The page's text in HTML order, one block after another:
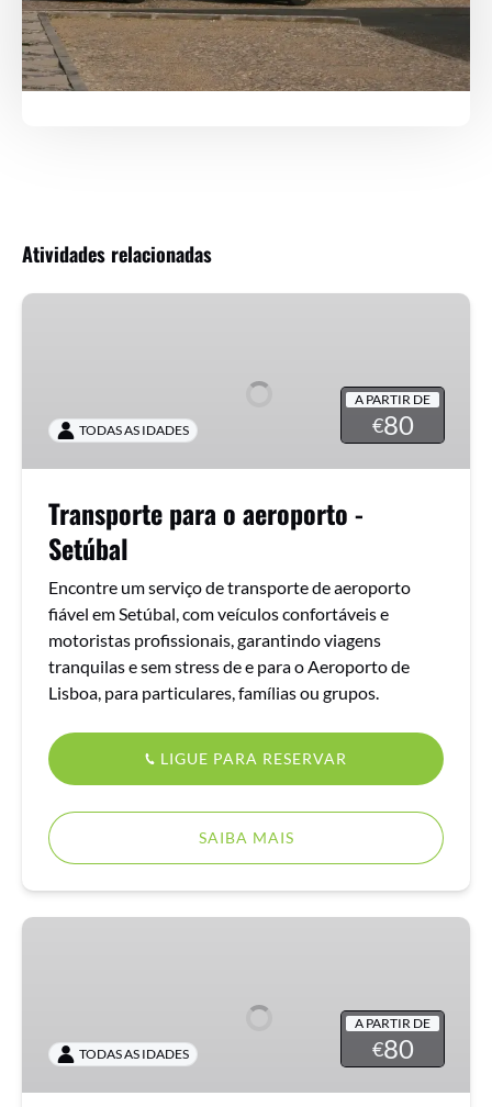
Atividades relacionadas
Transporte
Setúbal
A PARTIR DE
€80
TODAS AS IDADES
Transporte para o aeroporto -
Setúbal
Encontre um serviço de transporte de aeroporto
fiável em Setúbal, com veículos confortáveis e
motoristas profissionais, garantindo viagens
tranquilas e sem stress de e para o Aeroporto de
Lisboa, para particulares, famílias ou grupos.
LIGUE PARA RESERVAR
SAIBA MAIS
Transporte
aeroporto
A PARTIR DE
€80
TODAS AS IDADES